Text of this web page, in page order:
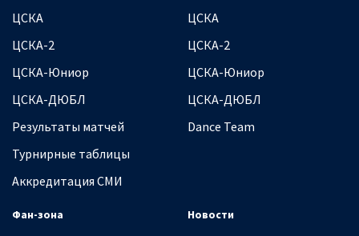
ЦСКА
ЦСКА-2
ЦСКА-Юниор
ЦСКА-ДЮБЛ
Результаты матчей
Турнирные таблицы
Аккредитация СМИ
ЦСКА
ЦСКА-2
ЦСКА-Юниор
ЦСКА-ДЮБЛ
Dance Team
Фан-зона Новости